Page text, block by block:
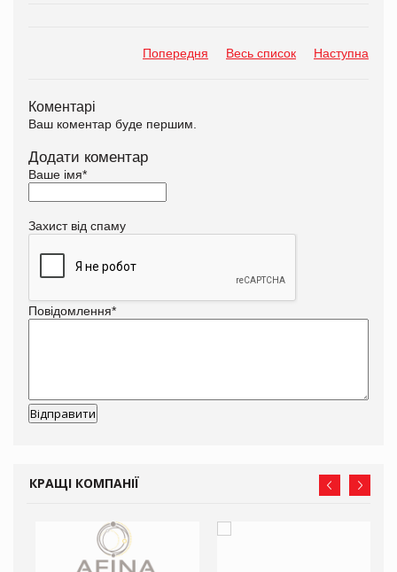
Попередня Весь список Наступна
Коментарі
Ваш коментар буде першим.
Додати коментар
Ваше імя*
Захист від спаму
Повідомлення*
КРАЩІ КОМПАНІЇ